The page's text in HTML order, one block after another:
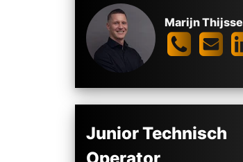
Marijn Thijsse
Junior Technisch